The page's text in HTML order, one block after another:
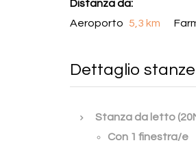
Distanza da:
Aeroporto 5,3 km
Dettaglio stanze
Stanza da letto
Con 1 finestra/e